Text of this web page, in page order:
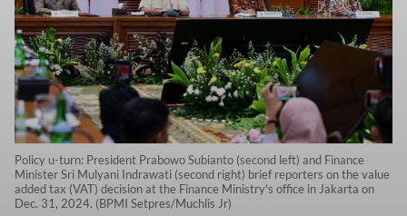
Policy u-turn: President Prabowo Subianto (second left) and Finance
Minister Sri Mulyani Indrawati (second right) brief reporters on the value
added tax (VAT) decision at the Finance Ministry's office in Jakarta on
Dec. 31, 2024. (BPMI Setpres/Muchlis Jr)